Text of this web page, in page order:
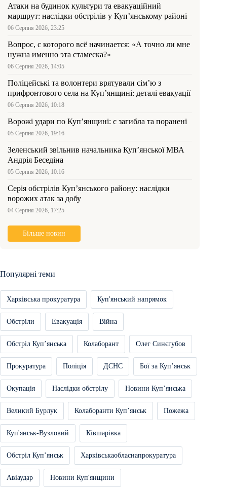
Атаки на будинок культури та евакуаційний
маршрут: наслідки обстрілів у Куп’янському районі
06 Серпня 2026, 23:25
Вопрос, с которого всё начинается: «А точно ли мне
нужна именно эта стамеска?»
06 Серпня 2026, 14:05
Поліцейські та волонтери врятували сім’ю з
прифронтового села на Куп’янщині: деталі евакуації
06 Серпня 2026, 10:18
Ворожі удари по Куп’янщині: є загибла та поранені
05 Серпня 2026, 19:16
Зеленський звільнив начальника Купʼянської МВА
Андрія Беседіна
05 Серпня 2026, 10:16
Серія обстрілів Куп’янського району: наслідки
ворожих атак за добу
04 Серпня 2026, 17:25
Більше новин
Популярні теми
Харківська прокуратура Куп'янський напрямок
Обстріли Евакуація Війна
Обстріл Купʼянська Колаборант Олег Синєгубов
Прокуратура Поліція ДСНС Бої за Купʼянськ
Окупація Наслідки обстрілу Новини Купʼянська
Великий Бурлук Колаборанти Купʼянськ Пожежа
Куп'янськ-Вузловий Ківшарівка
Обстріл Купʼянськ Харківськаобласнапрокуратура
Авіаудар Новини Куп'янщини